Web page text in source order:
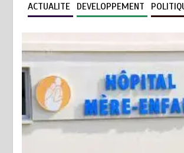
ACTUALITE DEVELOPPEMENT